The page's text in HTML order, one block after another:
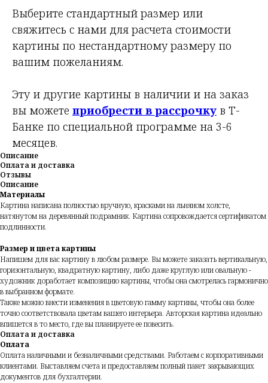
Выберите стандартный размер или
свяжитесь с нами для расчета стоимости
картины по нестандартному размеру по
вашим пожеланиям.
Эту и другие картины в наличии и на заказ
вы можете приобрести в рассрочку в Т-
Банке по специальной программе на 3-6
месяцев.
Описание
Оплата и доставка
Отзывы
Описание
Материалы
Картина написана полностью вручную, красками на льняном холсте,
натянутом на деревянный подрамник. Картина сопровождается сертификатом
подлинности.
Размер и цвета картины
Напишем для вас картину в любом размере. Вы можете заказать вертикальную,
горизонтальную, квадратную картину, либо даже круглую или овальную -
художник доработает композицию картины, чтобы она смотрелась гармонично
в выбранном формате.
Также можно внести изменения в цветовую гамму картины, чтобы она более
точно соответствовала цветам вашего интерьера. Авторская картина идеально
впишется в то место, где вы планируете ее повесить.
Оплата и доставка
Оплата
Оплата наличными и безналичными средствами. Работаем с корпоративными
клиентами. Выставляем счета и предоставляем полный пакет закрывающих
документов для бухгалтерии.